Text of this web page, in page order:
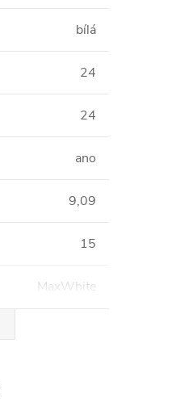
bílá
24
24
ano
9,09
15
MaxWhite